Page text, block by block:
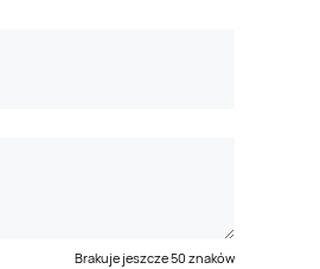
Brakuje jeszcze50 znaków